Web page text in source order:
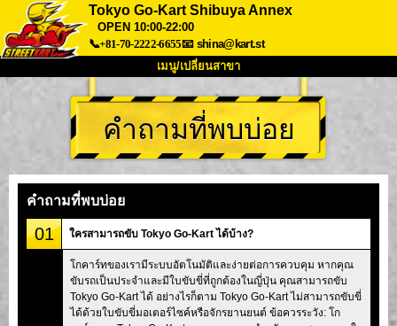
Tokyo Go-Kart Shibuya Annex
OPEN 10:00-22:00
📞+81-70-2222-6655📧 shina@kart.st
เมนู/เปลี่ยนสาขา
เกี่ยวกับ สเปค ราคา
การเข้าถึง เสียงจากผู้ใช้ คำถามที่พบบ่อย
Tokyo Shinagawa Tokyo Akihabara#1
Tokyo Akihabara#2 Tokyo Shibuya
Tokyo Shibuya Annex Tokyo Bay
คำถามที่พบบ่อย
คำถามที่พบบ่อย
01 ใครสามารถขับ Tokyo Go-Kart ได้บ้าง?
โกคาร์ทของเรามีระบบอัตโนมัติและง่ายต่อการควบคุม หากคุณ
ขับรถเป็นประจำและมีใบขับขี่ที่ถูกต้องในญี่ปุ่น คุณสามารถขับ
Tokyo Go-Kart ได้ อย่างไรก็ตาม Tokyo Go-Kart ไม่สามารถขับขี่
ได้ด้วยใบขับขี่มอเตอร์ไซค์หรือจักรยานยนต์ ข้อควรระวัง: โก